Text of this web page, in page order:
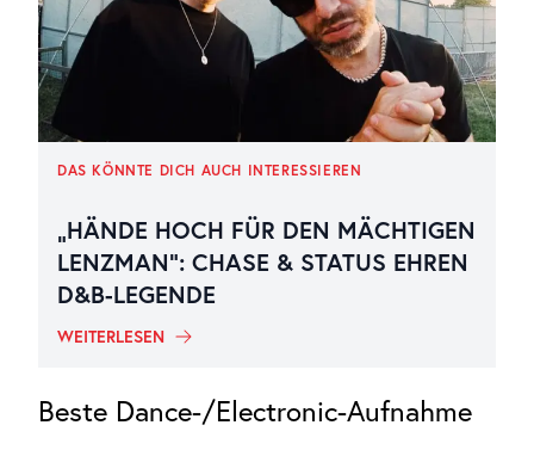
DAS KÖNNTE DICH AUCH INTERESSIEREN
„HÄNDE HOCH FÜR DEN MÄCHTIGEN
LENZMAN“: CHASE & STATUS EHREN
D&B-LEGENDE
WEITERLESEN
Beste Dance-/Electronic-Aufnahme